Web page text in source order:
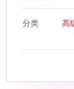
分类
高